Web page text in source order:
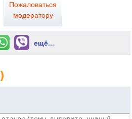
Пожаловаться
модератору
ещё...